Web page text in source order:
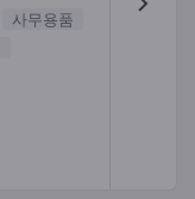
사무용품